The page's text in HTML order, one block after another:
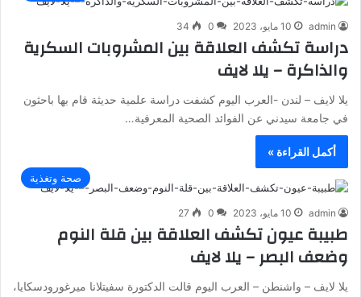
admin 10 مايو، 2023 0
34
دراسة تكشف العلاقة بين المشروبات السكرية
والذاكرة – يلا لايف
يلا لايف – لندن -العرب اليوم كشفت دراسة علمية حديثة قام بها باحثون
في جامعة سيدني عن الفوائد الصحية المعرفية…
أكمل القراءة »
صحة وتغذية
admin 10 مايو، 2023 0
27
طبيبة عيون تكشف العلاقة بين قلة النوم
وضعف البصر – يلا لايف
يلا لايف – واشنطن – العرب اليوم قالت الدكتورة سفيتلانا ميرغورودسكايا،